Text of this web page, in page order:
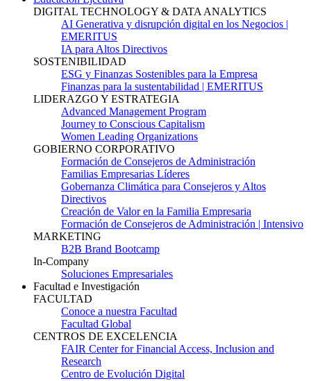
DIGITAL TECHNOLOGY & DATA ANALYTICS
AI Generativa y disrupción digital en los Negocios |
EMERITUS
IA para Altos Directivos
SOSTENIBILIDAD
ESG y Finanzas Sostenibles para la Empresa
Finanzas para la sustentabilidad | EMERITUS
LIDERAZGO Y ESTRATEGIA
Advanced Management Program
Journey to Conscious Capitalism
Women Leading Organizations
GOBIERNO CORPORATIVO
Formación de Consejeros de Administración
Familias Empresarias Líderes
Gobernanza Climática para Consejeros y Altos
Directivos
Creación de Valor en la Familia Empresaria
Formación de Consejeros de Administración | Intensivo
MARKETING
B2B Brand Bootcamp
In-Company
Soluciones Empresariales
Facultad e Investigación
FACULTAD
Conoce a nuestra Facultad
Facultad Global
CENTROS DE EXCELENCIA
FAIR Center for Financial Access, Inclusion and
Research
Centro de Evolución Digital